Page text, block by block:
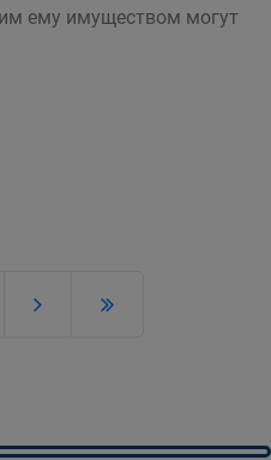
ему имуществом могут